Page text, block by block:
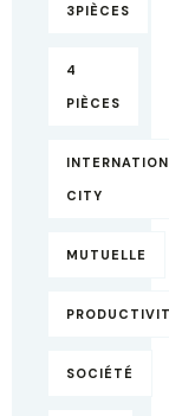
3PIÈCES
4
PIÈCES
CITY
MUTUELLE
SOCIÉTÉ